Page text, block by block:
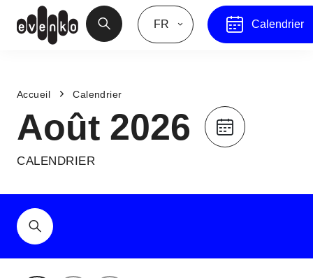
FR Calendrier
Accueil Calendrier
Août 2026
CALENDRIER